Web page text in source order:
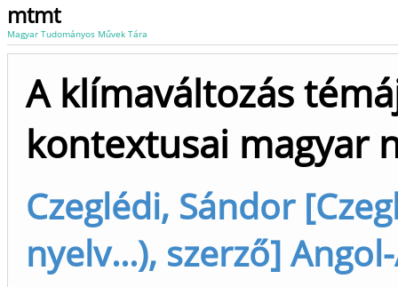
mtmt
Magyar Tudományos Művek Tára
A klímaváltozás
kontextusai magyar
Czeglédi, Sándor
nyelv...), szerző]